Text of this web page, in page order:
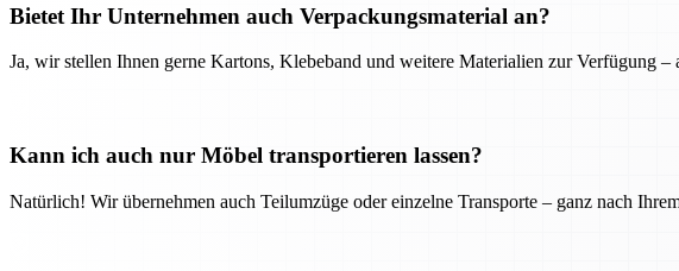
Bietet Ihr Unternehmen auch Verpackungsmaterial an?
Ja, wir stellen Ihnen gerne Kartons, Klebeband und weitere Materialien zur Verfügung
Kann ich auch nur Möbel transportieren lassen?
Natürlich! Wir übernehmen auch Teilumzüge oder einzelne Transporte – ganz nach